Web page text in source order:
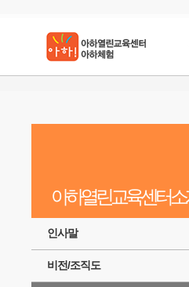
아하열린
아하열린교육센터
인사말
비전/조직도